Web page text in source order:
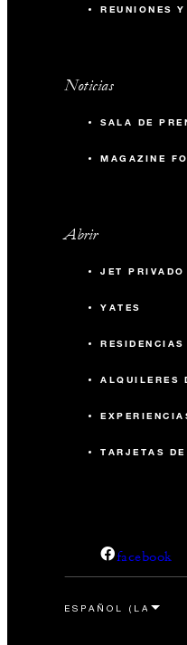
REUNIONES
Noticias
SALA DE
MAGAZINE
Abrir
JET PRIVADO
YATES
RESIDENCIAS
ALQUILERES
TARJETAS
facebook